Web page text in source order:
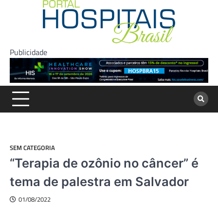
Publicidade
SEM CATEGORIA
“Terapia de ozônio no câncer” é
tema de palestra em Salvador
01/08/2022